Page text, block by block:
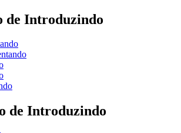
de Introduzindo
de Introduzindo